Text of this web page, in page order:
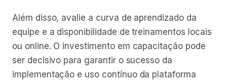
Além disso, avalie a curva de aprendizado da
equipe e a disponibilidade de treinamentos locais
ou online. O investimento em capacitação pode
ser decisivo para garantir o sucesso da
implementação e uso contínuo da plataforma